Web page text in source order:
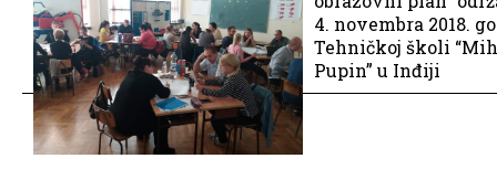
4. novembra 2018.
Tehničkoj školi
Pupin” u Inđiji